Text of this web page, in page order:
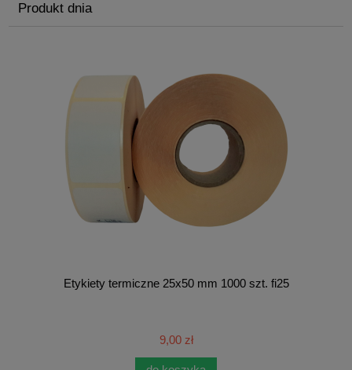
Produkt dnia
Etykiety termiczne 25x50 mm 1000 szt. fi25
9,00 zł